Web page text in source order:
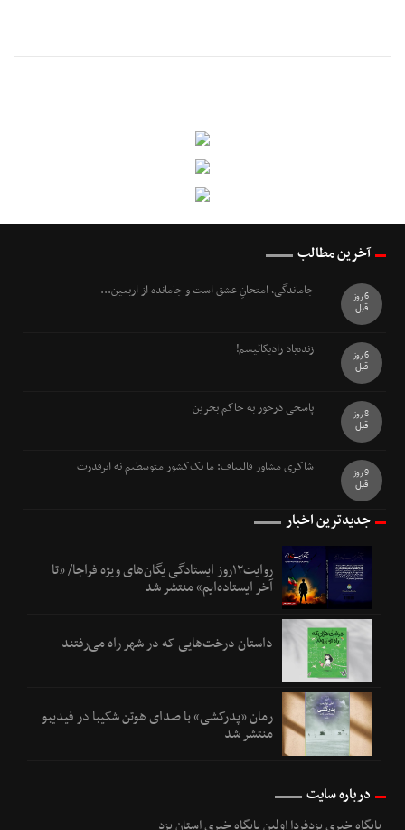
آخرین مطالب
جاماندگی، امتحانِ عشق است و جامانده از اربعین...
6 روز
قبل
زنده‌باد رادیکالیسم!
6 روز
قبل
پاسخی درخور به حاکم بحرین
8 روز
قبل
شاکری مشاور قالیباف: ما یک‌کشور متوسطیم نه ابرقدرت
9 روز
قبل
جدیدترین اخبار
روایت۱۲روز ایستادگی یگان‌های ویژه فراجا/ «تا
آخر ایستاده‌ایم» منتشر شد
داستان درخت‌هایی که در شهر راه می‌رفتند
رمان «پدرکشی» با صدای هوتن شکیبا در فیدیبو
منتشر شد
درباره سایت